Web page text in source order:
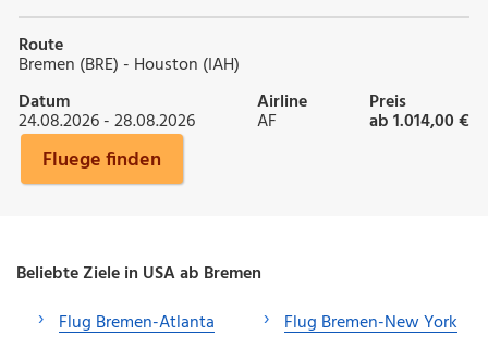
Route
Bremen (BRE) - Houston (IAH)
Datum
24.08.2026 - 28.08.2026
Airline
AF
Preis
ab 1.014,00 €
Fluege finden
Beliebte Ziele in USA ab Bremen
Flug Bremen-Atlanta
Flug Bremen-New York